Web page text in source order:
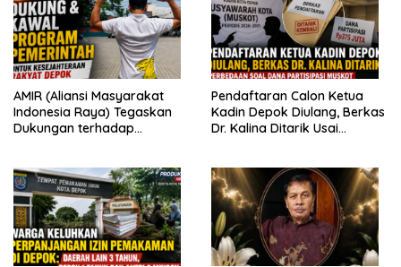
AMIR (Aliansi Masyarakat
Indonesia Raya) Tegaskan
Dukungan terhadap
Pendaftaran Calon Ketua
Kadin Depok Diulang, Berkas
Dr. Kalina Ditarik Usai